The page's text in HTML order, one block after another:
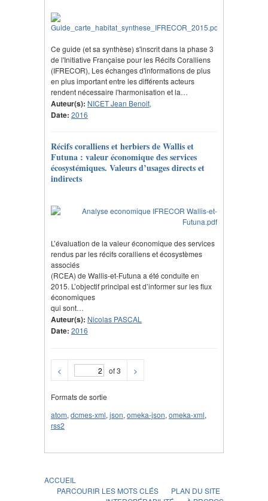
Ce guide (et sa synthèse) s'inscrit dans la phase 3
de l'Initiative Française pour les Récifs Coralliens
(IFRECOR), Les échanges d'informations de plus
en plus important entre les différents acteurs
rendent nécessaire l'harmonisation et la…
Auteur(s): NICET Jean Benoit,
Date: 2016
Récifs coralliens et herbiers de Wallis et
Futuna : valeur économique des services
écosystémiques. Valeurs d’usages directs et
indirects
L’évaluation de la valeur économique des services
rendus par les récifs coralliens et écosystèmes
associés
(RCEA) de Wallis-et-Futuna a été conduite en
2015. L’objectif principal est d’informer sur les flux
économiques
qui sont…
Auteur(s): Nicolas PASCAL
Date: 2016
< of 3 >
Formats de sortie
atom, dcmes-xml, json, omeka-json, omeka-xml,
rss2
ACCUEIL
PARCOURIR LES MOTS CLÉS
PLAN DU SITE